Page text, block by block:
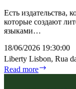
Есть издательства,
которые создают
языками…
18/06/2026 19:30:00
Liberty Lisbon, Rua
Read more
с